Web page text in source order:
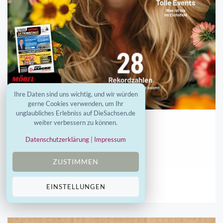
MEINDUDERSTADT
meinDuderstadt März 2025
Ihre Daten sind uns wichtig, und wir würden
gerne Cookies verwenden, um Ihr
unglaubliches Erlebniss auf DieSachsen.de
weiter verbessern zu können.
Datenschutzerklärung Impressum
ZUSTIMMEN
EINSTELLUNGEN